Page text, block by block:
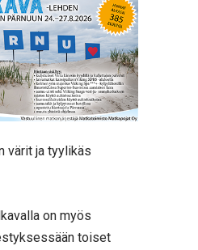
värit ja tyylikäs
on myös
toiset